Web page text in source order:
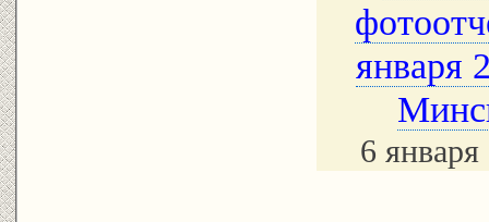
января
6 января